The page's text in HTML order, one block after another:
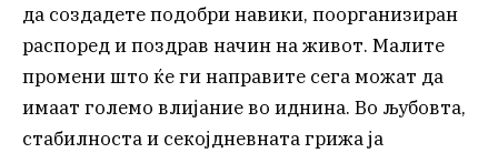
да создадете подобри навики, поорганизиран
распоред и поздрав начин на живот. Малите
промени што ќе ги направите сега можат да
имаат големо влијание во иднина. Во љубовта,
стабилноста и секојдневната грижа ја